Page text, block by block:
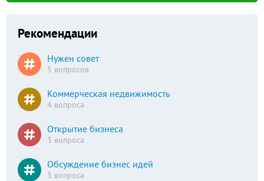
Рекомендации
Нужен совет
5 вопросов
Коммерческая недвижимость
4 вопроса
Открытие бизнеса
3 вопроса
Обсуждение бизнес идей
3 вопроса